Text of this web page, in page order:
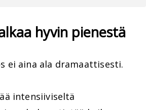
hyvin pienestä
ei aina ala dramaattisesti.
intensiiviseltä